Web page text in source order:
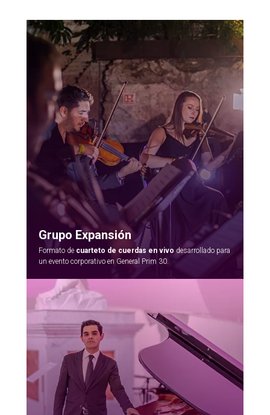
Grupo Expansión
Formato de cuarteto de cuerdas en vivo desarrollado para
un evento corporativo en General Prim 30.